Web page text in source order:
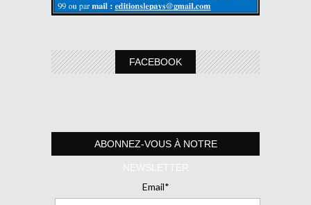
FACEBOOK
ABONNEZ-VOUS À NOTRE
NEWSLETTER
Email*